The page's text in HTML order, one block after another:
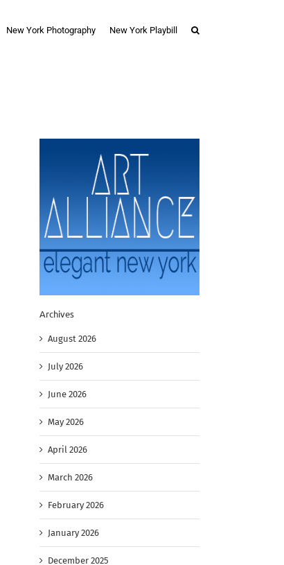
New York Photography New York Playbill
Archives
August 2026
July 2026
June 2026
May 2026
April 2026
March 2026
February 2026
January 2026
December 2025